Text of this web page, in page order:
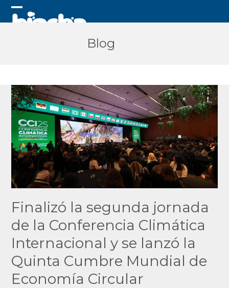
Skip
Open
Close
Blog
Finalizó la segunda jornada
de la Conferencia Climática
Internacional y se lanzó la
Quinta Cumbre Mundial de
Economía Circular